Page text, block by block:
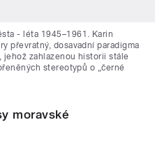
- léta 1945–1961. Karin
převratný, dosavadní paradigma
zahlazenou historii stále
stereotypů o „černé
moravské